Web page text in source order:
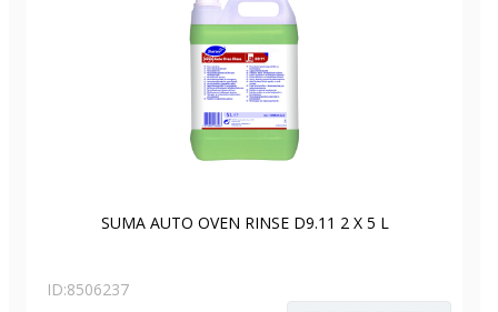
SUMA AUTO OVEN RINSE D9.11 2 X 5 L
ID:8506237